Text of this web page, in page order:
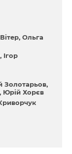
Ольга
Ігор
Золотарьов
Юрій Хорєв